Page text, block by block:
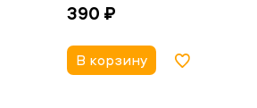
390 ₽
В корзину